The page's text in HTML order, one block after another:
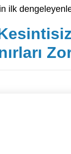
ilk